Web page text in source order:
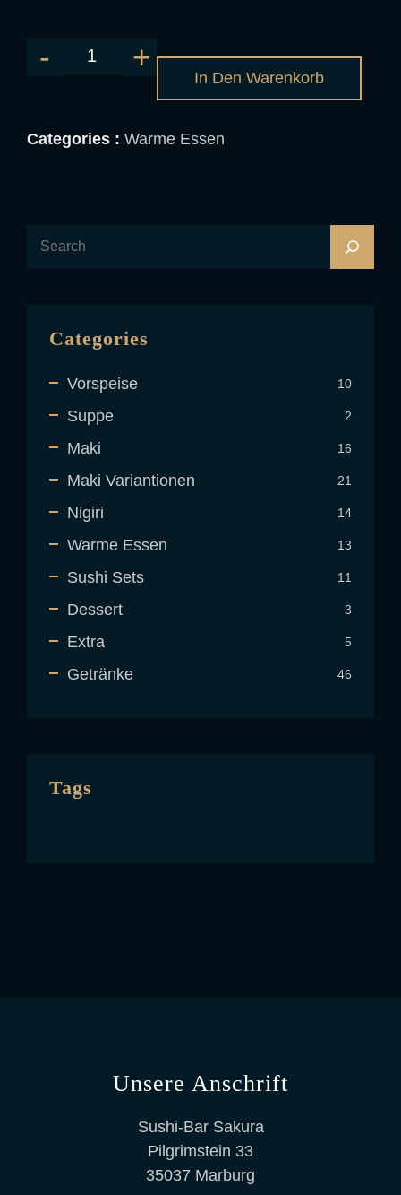
In Den Warenkorb
Categories : Warme Essen
Categories
Vorspeise 1010
Suppe 2
Maki 16
Maki Variantionen 21
Nigiri 1414
Warme Essen 13
Sushi Sets 11
Dessert 3
Extra 55
Getränke 46
Tags
Unsere Anschrift
Sushi-Bar Sakura
Pilgrimstein 33
35037 Marburg